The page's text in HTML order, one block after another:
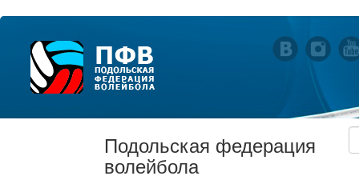
Подольская федерация
волейбола